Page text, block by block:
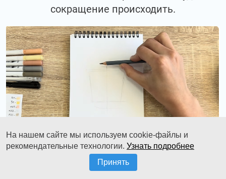
сокращение происходить.
На нашем сайте мы используем cookie-файлы и
рекомендательные технологии. Узнать подробнее
Принять